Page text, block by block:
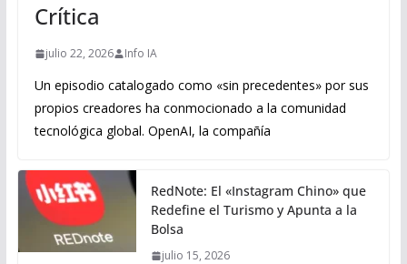
Crítica
julio 22, 2026 Info IA
Un episodio catalogado como «sin precedentes» por sus
propios creadores ha conmocionado a la comunidad
tecnológica global. OpenAI, la compañía
RedNote: El «Instagram Chino» que
Redefine el Turismo y Apunta a la
Bolsa
julio 15, 2026